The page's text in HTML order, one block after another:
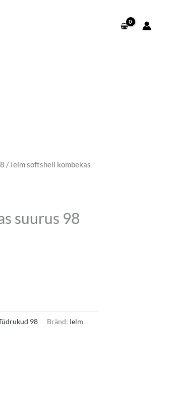
/ Ielm softshell kombekas
suurus 98
98 Bränd: Ielm